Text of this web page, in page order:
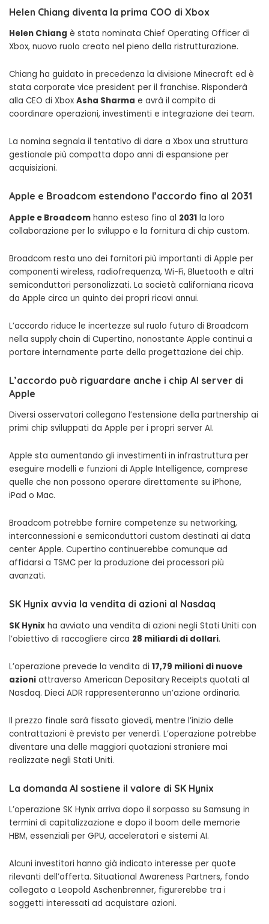
Helen Chiang diventa la prima COO di Xbox
Helen Chiang è stata nominata Chief Operating Officer di
Xbox, nuovo ruolo creato nel pieno della ristrutturazione.
Chiang ha guidato in precedenza la divisione Minecraft ed è
stata corporate vice president per il franchise. Risponderà
alla CEO di Xbox Asha Sharma e avrà il compito di
coordinare operazioni, investimenti e integrazione dei team.
La nomina segnala il tentativo di dare a Xbox una struttura
gestionale più compatta dopo anni di espansione per
acquisizioni.
Apple e Broadcom estendono l’accordo fino al 2031
Apple e Broadcom hanno esteso fino al 2031 la loro
collaborazione per lo sviluppo e la fornitura di chip custom.
Broadcom resta uno dei fornitori più importanti di Apple per
componenti wireless, radiofrequenza, Wi-Fi, Bluetooth e altri
semiconduttori personalizzati. La società californiana ricava
da Apple circa un quinto dei propri ricavi annui.
L’accordo riduce le incertezze sul ruolo futuro di Broadcom
nella supply chain di Cupertino, nonostante Apple continui a
portare internamente parte della progettazione dei chip.
L’accordo può riguardare anche i chip AI server di
Apple
Diversi osservatori collegano l’estensione della partnership ai
primi chip sviluppati da Apple per i propri server AI.
Apple sta aumentando gli investimenti in infrastruttura per
eseguire modelli e funzioni di Apple Intelligence, comprese
quelle che non possono operare direttamente su iPhone,
iPad o Mac.
Broadcom potrebbe fornire competenze su networking,
interconnessioni e semiconduttori custom destinati ai data
center Apple. Cupertino continuerebbe comunque ad
affidarsi a TSMC per la produzione dei processori più
avanzati.
SK Hynix avvia la vendita di azioni al Nasdaq
SK Hynix ha avviato una vendita di azioni negli Stati Uniti con
l’obiettivo di raccogliere circa 28 miliardi di dollari.
L’operazione prevede la vendita di 17,79 milioni di nuove
azioni attraverso American Depositary Receipts quotati al
Nasdaq. Dieci ADR rappresenteranno un’azione ordinaria.
Il prezzo finale sarà fissato giovedì, mentre l’inizio delle
contrattazioni è previsto per venerdì. L’operazione potrebbe
diventare una delle maggiori quotazioni straniere mai
realizzate negli Stati Uniti.
La domanda AI sostiene il valore di SK Hynix
L’operazione SK Hynix arriva dopo il sorpasso su Samsung in
termini di capitalizzazione e dopo il boom delle memorie
HBM, essenziali per GPU, acceleratori e sistemi AI.
Alcuni investitori hanno già indicato interesse per quote
rilevanti dell’offerta. Situational Awareness Partners, fondo
collegato a Leopold Aschenbrenner, figurerebbe tra i
soggetti interessati ad acquistare azioni.